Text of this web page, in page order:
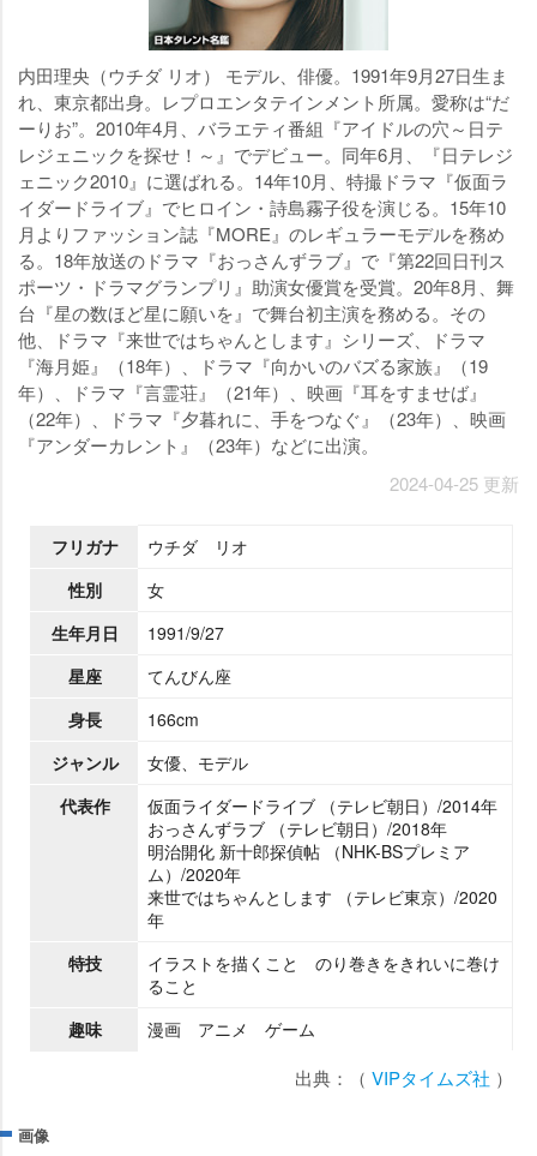
内田理央（ウチダ リオ） モデル、俳優。1991年9月27日生ま
れ、東京都出身。レプロエンタテインメント所属。愛称は“だ
ーりお”。2010年4月、バラエティ番組『アイドルの穴～日テ
レジェニックを探せ！～』でデビュー。同年6月、『日テレジ
ェニック2010』に選ばれる。14年10月、特撮ドラマ『仮面ラ
イダードライブ』でヒロイン・詩島霧子役を演じる。15年10
月よりファッション誌『MORE』のレギュラーモデルを務め
る。18年放送のドラマ『おっさんずラブ』で『第22回日刊ス
ポーツ・ドラマグランプリ』助演女優賞を受賞。20年8月、舞
台『星の数ほど星に願いを』で舞台初主演を務める。その
他、ドラマ『来世ではちゃんとします』シリーズ、ドラマ
『海月姫』（18年）、ドラマ『向かいのバズる家族』（19
年）、ドラマ『言霊荘』（21年）、映画『耳をすませば』
（22年）、ドラマ『夕暮れに、手をつなぐ』（23年）、映画
『アンダーカレント』（23年）などに出演。
2024-04-25 更新
フリガナ
ウチダ リオ
性別
女
生年月日
1991/9/27
星座
てんびん座
身長
166cm
ジャンル
女優、モデル
代表作
仮面ライダードライブ （テレビ朝日）/2014年
おっさんずラブ （テレビ朝日）/2018年
明治開化 新十郎探偵帖 （NHK-BSプレミア
ム）/2020年
来世ではちゃんとします （テレビ東京）/2020
年
特技
イラストを描くこと のり巻きをきれいに巻け
ること
趣味
漫画 アニメ ゲーム
出典：（ VIPタイムズ社 ）
画像